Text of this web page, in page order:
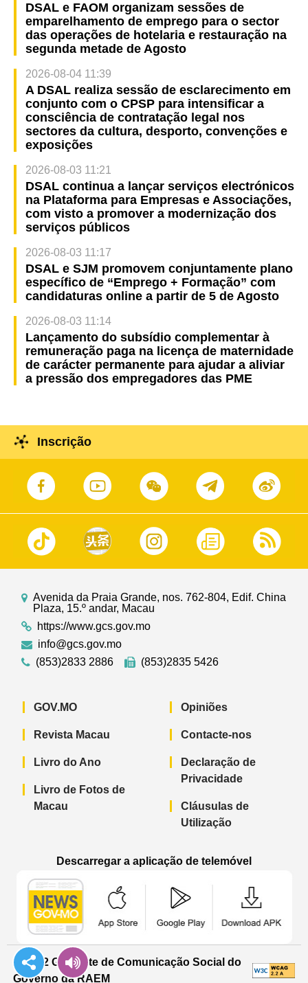
DSAL e FAOM organizam sessões de
emparelhamento de emprego para o sector
das operações de hotelaria e restauração na
segunda metade de Agosto
2026-08-04 11:39
A DSAL realiza sessão de esclarecimento em
conjunto com o CPSP para intensificar a
consciência de contratação legal nos
sectores da cultura, desporto, convenções e
exposições
2026-08-03 11:21
DSAL continua a lançar serviços electrónicos
na Plataforma para Empresas e Associações,
com visto a promover a modernização dos
serviços públicos
2026-08-03 11:17
DSAL e SJM promovem conjuntamente plano
específico de “Emprego + Formação” com
candidaturas online a partir de 5 de Agosto
2026-08-03 11:14
Lançamento do subsídio complementar à
remuneração paga na licença de maternidade
de carácter permanente para ajudar a aliviar
a pressão dos empregadores das PME
Inscrição
Avenida da Praia Grande, nos. 762-804, Edif. China
Plaza, 15.º andar, Macau
https://www.gcs.gov.mo
info@gcs.gov.mo
(853)2833 2886
(853)2835 5426
GOV.MO
Revista Macau
Livro do Ano
Livro de Fotos de
Macau
Opiniões
Contacte-nos
Declaração de
Privacidade
Cláusulas de
Utilização
Descarregar a aplicação de telemóvel
© 2022 Gabinete de Comunicação Social do
Governo da RAEM